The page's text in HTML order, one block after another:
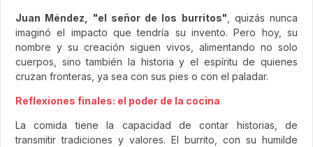
Juan Méndez, "el señor de los burritos" , quizás nunca
imaginó el impacto que tendría su invento. Pero hoy, su
nombre y su creación siguen vivos, alimentando no solo
cuerpos, sino también la historia y el espíritu de quienes
cruzan fronteras, ya sea con sus pies o con el paladar.
Reflexiones finales: el poder de la cocina
La comida tiene la capacidad de contar historias, de
transmitir tradiciones y valores. El burrito, con su humilde